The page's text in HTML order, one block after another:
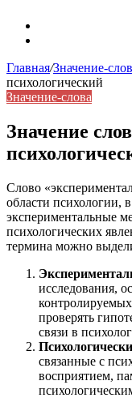
Главная/Значение-
психологический
Значение-слова
Значение
Слово
области психологии,
экспериментальные
психологических
термина можно
исследования,
проверять
связи в
связанные с
восприятием,